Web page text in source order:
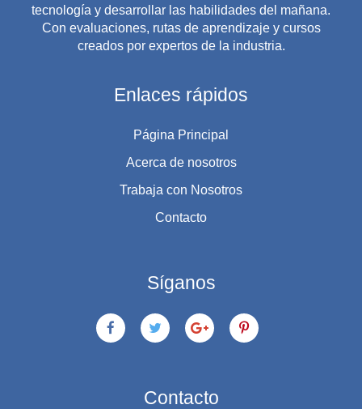
tecnología y desarrollar las habilidades del mañana.
Con evaluaciones, rutas de aprendizaje y cursos
creados por expertos de la industria.
Enlaces rápidos
Página Principal
Acerca de nosotros
Trabaja con Nosotros
Contacto
Síganos
Contacto